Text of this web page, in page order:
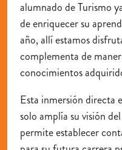
alumnado de Turismo
deenriquecer su
año, allí estamos
complementa de
conocimientos
Esta inmersión directa
soloamplía su visión
permite establecer